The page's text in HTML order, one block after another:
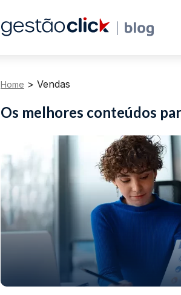
Home > Vendas
Os melhores conteúdos